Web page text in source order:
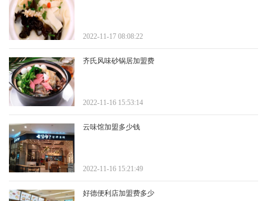
2022-11-17 08:08:22
齐氏风味砂锅居加盟费
2022-11-16 15:53:14
云味馆加盟多少钱
2022-11-16 15:21:49
好德便利店加盟费多少